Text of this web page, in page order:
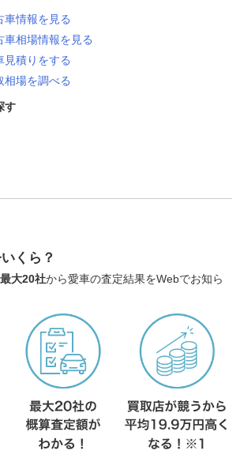
車情報を見る
車相場情報を見る
見積りをする
相場を調べる
す
くら？
最大20社から愛車の査定結果をWebでお知ら